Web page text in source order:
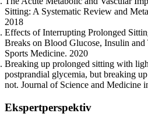
Sitting: A Systematic Review and
2018
Effects of Interrupting Prolonged
Breaks on Blood Glucose, Insulin
Sports Medicine. 2020
Breaking up prolonged sitting with
postprandial glycemia, but breaking
not. Journal of Science and Medicine
Ekspertperspektiv